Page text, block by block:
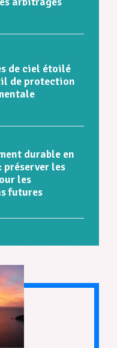
de ciel étoilé
de protection
durable en
préserver les
les
futures